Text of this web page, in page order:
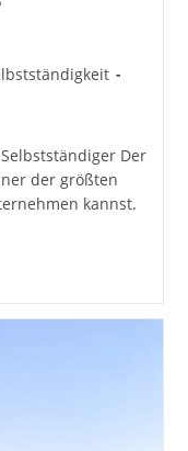
Der
der größten
kannst.